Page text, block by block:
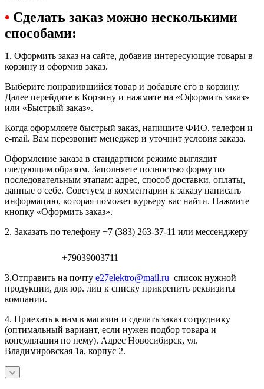
• Сделать заказ можно несколькими
способами:
1. Оформить заказ на сайте, добавив интересующие товары в
корзину и оформив заказ.
Выберите понравившийся товар и добавьте его в корзину.
Далее перейдите в Корзину и нажмите на «Оформить заказ»
или «Быстрый заказ».
Когда оформляете быстрый заказ, напишите ФИО, телефон и
e-mail. Вам перезвонит менеджер и уточнит условия заказа.
Оформление заказа в стандартном режиме выглядит
следующим образом. Заполняете полностью форму по
последовательным этапам: адрес, способ доставки, оплаты,
данные о себе. Советуем в комментарии к заказу написать
информацию, которая поможет курьеру вас найти. Нажмите
кнопку «Оформить заказ».
2. Заказать по телефону +7 (383) 263-37-11 или мессенджеру
+79039003711
3.Отправить на почту e27elektro@mail.ru список нужной
продукции, для юр. лиц к списку прикрепить реквизиты
компании.
4. Приехать к нам в магазин и сделать заказ сотруднику
(оптимальный вариант, если нужен подбор товара и
консультация по нему). Адрес Новосибирск, ул.
Владимировская 1а, корпус 2.